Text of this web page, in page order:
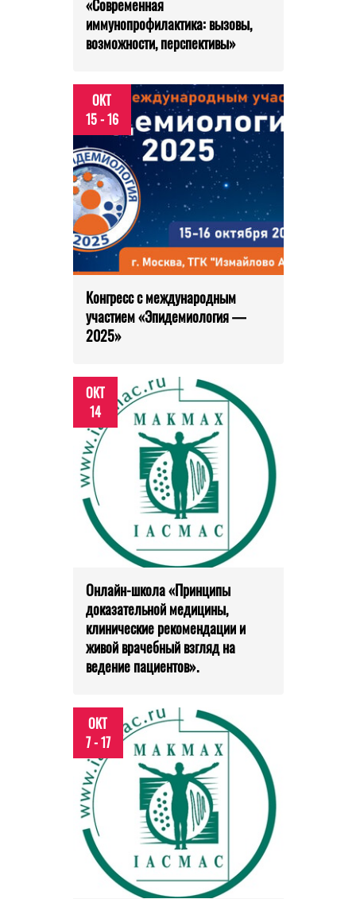
«Современная
иммунопрофилактика: вызовы,
возможности, перспективы»
ОКТ
15 - 16
Конгресс с международным
участием «Эпидемиология —
2025»
ОКТ
14
Онлайн-школа «Принципы
доказательной медицины,
клинические рекомендации и
живой врачебный взгляд на
ведение пациентов».
ОКТ
7 - 17